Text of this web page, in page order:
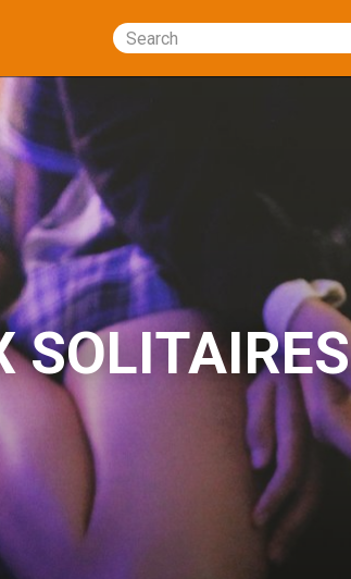
Search
SOLITAIRES